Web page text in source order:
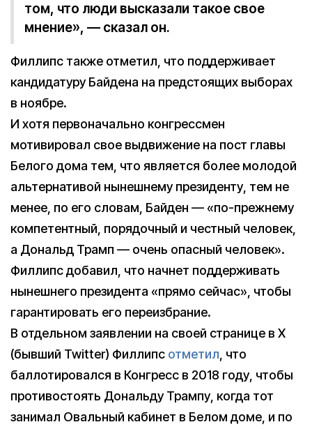
том, что люди высказали такое свое
мнение», — сказал он.
Филлипс также отметил, что поддерживает
кандидатуру Байдена на предстоящих выборах
в ноябре.
И хотя первоначально конгрессмен
мотивировал свое выдвижение на пост главы
Белого дома тем, что является более молодой
альтернативой нынешнему президенту, тем не
менее, по его словам, Байден — «по-прежнему
компетентный, порядочный и честный человек,
а Дональд Трамп — очень опасный человек».
Филлипс добавил, что начнет поддерживать
нынешнего президента «прямо сейчас», чтобы
гарантировать его переизбрание.
В отдельном заявлении на своей странице в X
(бывший Twitter) Филлипс отметил, что
баллотировался в Конгресс в 2018 году, чтобы
противостоять Дональду Трампу, когда тот
занимал Овальный кабинет в Белом доме, и по